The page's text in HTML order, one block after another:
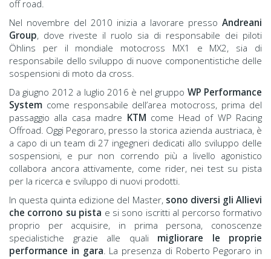
off road.
Nel novembre del 2010 inizia a lavorare presso Andreani
Group, dove riveste il ruolo sia di responsabile dei piloti
Öhlins per il mondiale motocross MX1 e MX2, sia di
responsabile dello sviluppo di nuove componentistiche delle
sospensioni di moto da cross.
Da giugno 2012 a luglio 2016 è nel gruppo WP Performance
System come responsabile dell’area motocross, prima del
passaggio alla casa madre KTM come Head of WP Racing
Offroad. Oggi Pegoraro, presso la storica azienda austriaca, è
a capo di un team di 27 ingegneri dedicati allo sviluppo delle
sospensioni, e pur non correndo più a livello agonistico
collabora ancora attivamente, come rider, nei test su pista
per la ricerca e sviluppo di nuovi prodotti.
In questa quinta edizione del Master, sono diversi gli Allievi
che corrono su pista e si sono iscritti al percorso formativo
proprio per acquisire, in prima persona, conoscenze
specialistiche grazie alle quali migliorare le proprie
performance in gara. La presenza di Roberto Pegoraro in